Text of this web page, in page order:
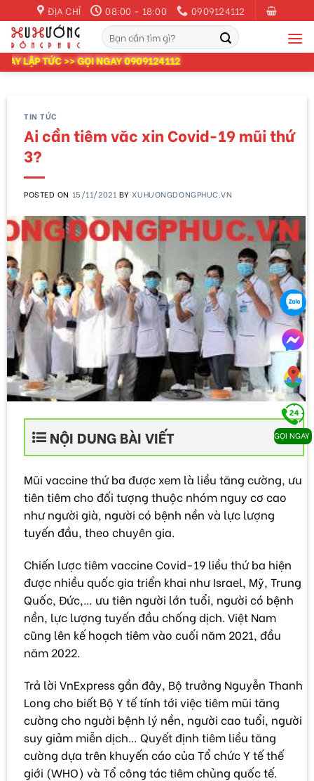
to
content
ĐỊA CHỈ 08:00 - 18:00
0909124112
Tìm
kiếm:
>> GỌI NGAY 0909124112
TIN TỨC
Ai cần tiêm văc xin Covid-19 mũi thứ
3?
POSTED ON 15/11/2021 BYXUHUONGDONGPHUC.VN
NỘI DUNG BÀI VIẾT
Mũi vaccine thứ ba được xem là liều tăng cường, ưu
tiên tiêm cho đối tượng thuộc nhóm nguy cơ cao
như người già, người có bệnh nền và lực lượng
tuyến đầu, theo chuyên gia.
Chiến lược tiêm vaccine Covid-19 liều thứ ba hiện
được nhiều quốc gia triển khai như Israel, Mỹ, Trung
Quốc, Đức,… ưu tiên người lớn tuổi, người có bệnh
nền, lực lượng tuyến đầu chống dịch. Việt Nam
cũng lên kế hoạch tiêm vào cuối năm 2021, đầu
năm 2022.
Trả lời VnExpress gần đây, Bộ trưởng Nguyễn Thanh
Long cho biết Bộ Y tế tính tới việc tiêm mũi tăng
cường cho người bệnh lý nền, người cao tuổi, người
suy giảm miễn dịch… Quyết định tiêm liều tăng
cường dựa trên khuyến cáo của Tổ chức Y tế thế
giới (WHO) và Tổ công tác tiêm chủng quốc tế.
GỌI NGAY